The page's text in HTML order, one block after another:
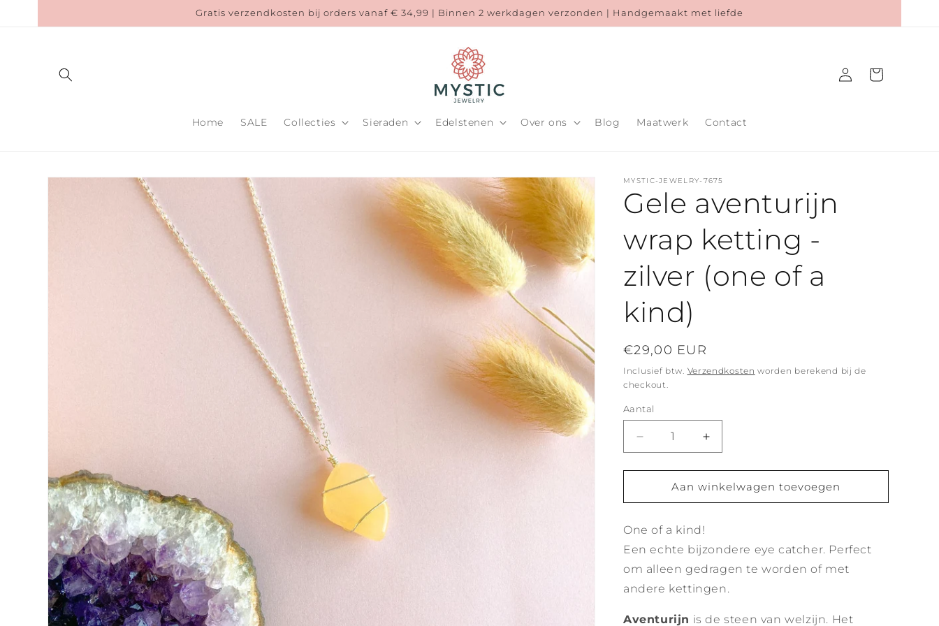
content
Gratis verzendkosten bij orders vanaf € 34,99 | Binnen 2 werkdagen verzonden | Handgemaakt met liefde
Home SALE Collecties Sieraden Edelstenen Over ons Blog Maatwerk Contact
Inloggen
Winkelwagen
productinformatie
MYSTIC-JEWELRY-7675
Gele aventurijn
wrap ketting -
zilver (one of a
kind)
Normale
prijs
€29,00 EUR
Inclusief btw. Verzendkosten worden berekend bij de
checkout.
Aantal
Aantal
verlagen
voor
aventurijn
ketting
-
(one
of
kind)
Aantal
verhogen
voor
Gele
aventurijn
-
(one
of
kind)
Aan winkelwagen toevoegen
One of a kind!
Een echte bijzondere eye catcher. Perfect
om alleen gedragen te worden of met
andere kettingen.
Aventurijn is de steen van welzijn. Het